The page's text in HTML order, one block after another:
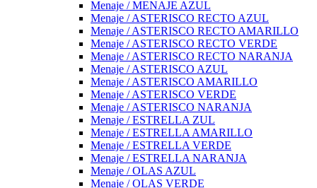
Menaje / MENAJE AZUL
Menaje / ASTERISCO RECTO AZUL
Menaje / ASTERISCO RECTO AMARILLO
Menaje / ASTERISCO RECTO VERDE
Menaje / ASTERISCO RECTO NARANJA
Menaje / ASTERISCO AZUL
Menaje / ASTERISCO AMARILLO
Menaje / ASTERISCO VERDE
Menaje / ASTERISCO NARANJA
Menaje / ESTRELLA ZUL
Menaje / ESTRELLA AMARILLO
Menaje / ESTRELLA VERDE
Menaje / ESTRELLA NARANJA
Menaje / OLAS AZUL
Menaje / OLAS VERDE